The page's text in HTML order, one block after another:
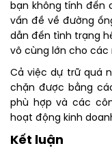
bạn không tính đến
vấn đề về đường
dẫn đến tình trạng
vô cùng lớn cho các
Cả việc dự trữ quá
chặn được bằng
phù hợp và các
hoạt động kinh
Kết luận